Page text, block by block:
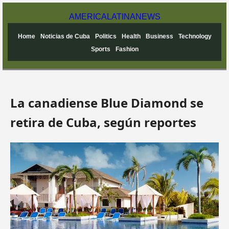
AMERICA LATINANEWS
Home Noticias de Cuba Politics Health Business
Technology
Sports
Fashion
La canadiense Blue Diamond se
retira de Cuba, según reportes